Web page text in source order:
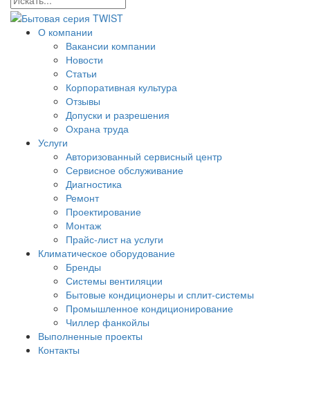
О компании
Вакансии компании
Новости
Статьи
Корпоративная культура
Отзывы
Допуски и разрешения
Охрана труда
Услуги
Авторизованный сервисный центр
Сервисное обслуживание
Диагностика
Ремонт
Проектирование
Монтаж
Прайс-лист на услуги
Климатическое оборудование
Бренды
Системы вентиляции
Бытовые кондиционеры и сплит-системы
Промышленное кондиционирование
Чиллер фанкойлы
Выполненные проекты
Контакты